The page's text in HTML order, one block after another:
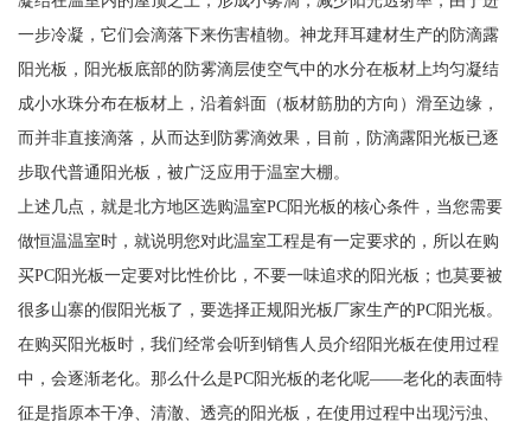
一步冷凝，它们会滴落下来伤害植物。神龙拜耳建材生产的防滴露
阳光板，阳光板底部的防雾滴层使空气中的水分在板材上均匀凝结
成小水珠分布在板材上，沿着斜面（板材筋肋的方向）滑至边缘，
而并非直接滴落，从而达到防雾滴效果，目前，防滴露阳光板已逐
步取代普通阳光板，被广泛应用于温室大棚。
上述几点，就是北方地区选购温室PC阳光板的核心条件，当您需要
做恒温温室时，就说明您对此温室工程是有一定要求的，所以在购
买PC阳光板一定要对比性价比，不要一味追求的阳光板；也莫要被
很多山寨的假阳光板了，要选择正规阳光板厂家生产的PC阳光板。
在购买阳光板时，我们经常会听到销售人员介绍阳光板在使用过程
中，会逐渐老化。那么什么是PC阳光板的老化呢——老化的表面特
征是指原本干净、清澈、透亮的阳光板，在使用过程中出现污浊、